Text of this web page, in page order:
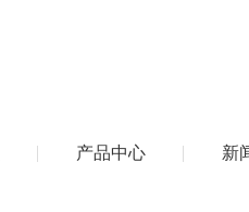
产品中心 新